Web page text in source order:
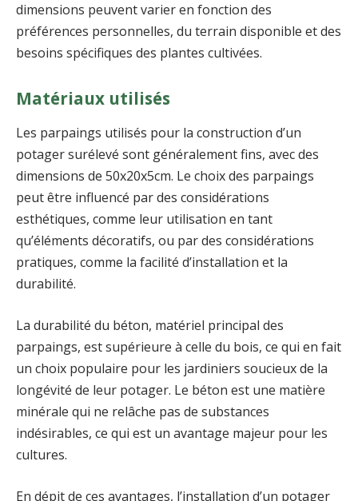
dimensions peuvent varier en fonction des
préférences personnelles, du terrain disponible et des
besoins spécifiques des plantes cultivées.
Matériaux utilisés
Les parpaings utilisés pour la construction d’un
potager surélevé sont généralement fins, avec des
dimensions de 50x20x5cm. Le choix des parpaings
peut être influencé par des considérations
esthétiques, comme leur utilisation en tant
qu’éléments décoratifs, ou par des considérations
pratiques, comme la facilité d’installation et la
durabilité.
La durabilité du béton, matériel principal des
parpaings, est supérieure à celle du bois, ce qui en fait
un choix populaire pour les jardiniers soucieux de la
longévité de leur potager. Le béton est une matière
minérale qui ne relâche pas de substances
indésirables, ce qui est un avantage majeur pour les
cultures.
En dépit de ces avantages, l’installation d’un potager